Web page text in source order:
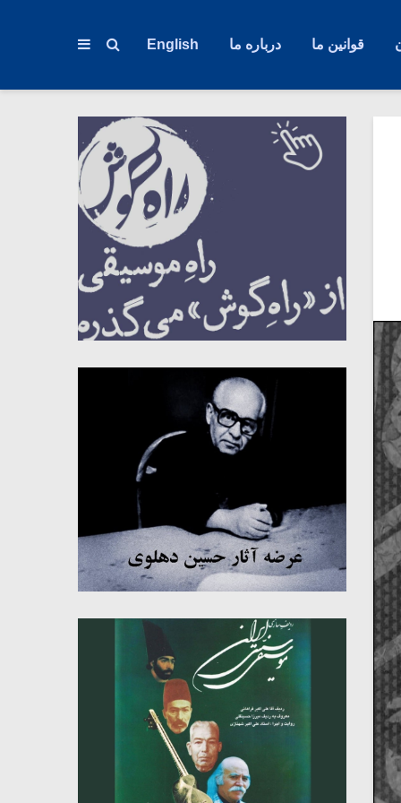
قوانین ما درباره ما English
میکلوش روژا